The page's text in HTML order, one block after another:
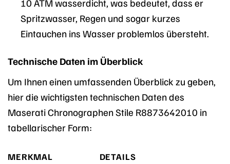
Spritzwasser, Regen und sogar kurzes
Eintauchen ins Wasser problemlos übersteht.
Technische Daten im Überblick
Um Ihnen einen umfassenden Überblick zu geben,
hier die wichtigsten technischen Daten des
Maserati Chronographen Stile R8873642010 in
tabellarischer Form:
MERKMAL
DETAILS